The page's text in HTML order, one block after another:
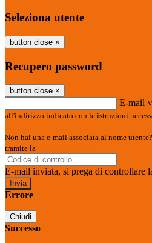
Seleziona utente
button close ×
Recupero password
button close ×
E-mail
all'indirizzo indicato con le istruzioni
Non hai una e-mail associata al nome
tramite la
E-mail inviata, si prega di controllare
Errore
Chiudi
Successo